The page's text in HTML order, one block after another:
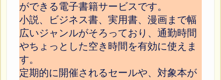
ができる電子書籍サービスです。
小説、ビジネス書、実用書、漫画まで幅
広いジャンルがそろっており、通勤時間
やちょっとした空き時間を有効に使えま
す。
定期的に開催されるセールや、対象本が